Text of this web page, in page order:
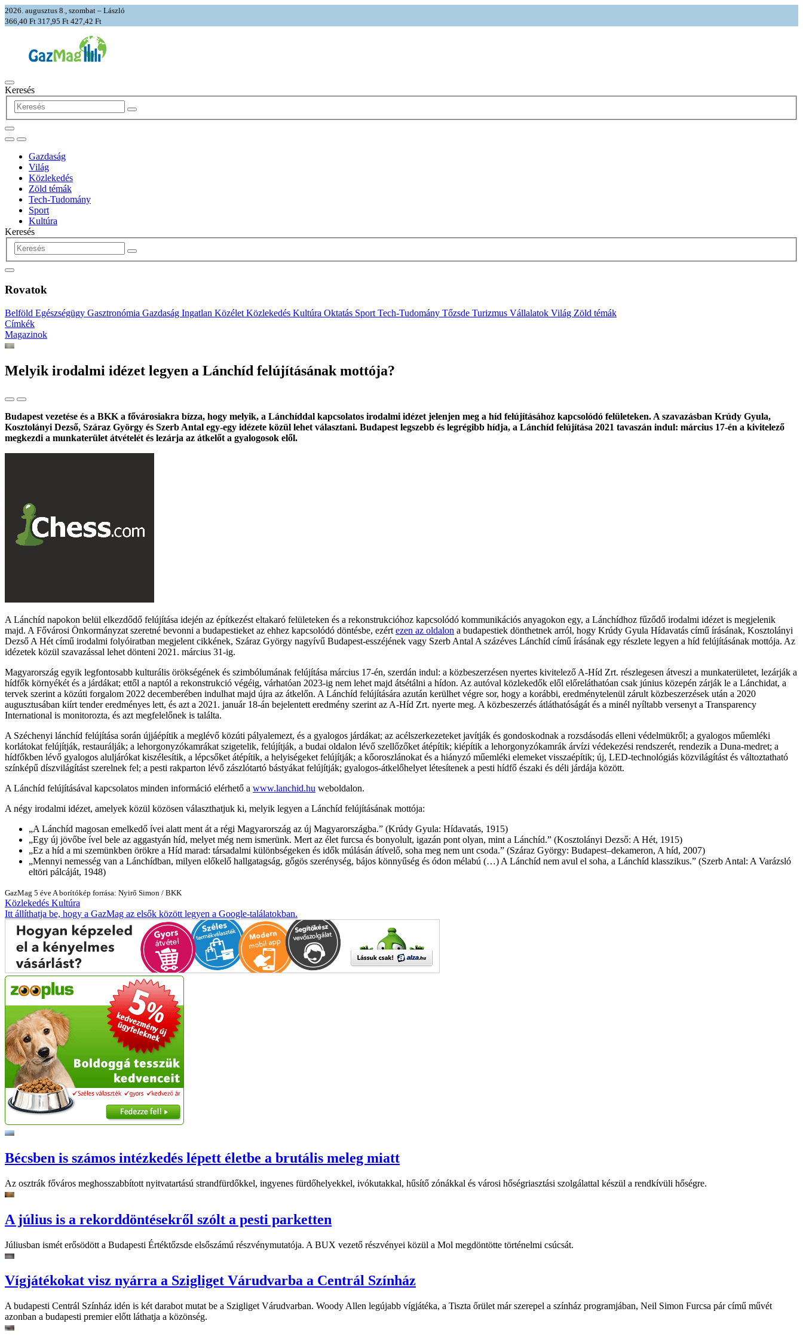
2026. augusztus 8., szombat – László
366,40 Ft 317,95 Ft 427,42 Ft
Keresés
Gazdaság
Világ
Közlekedés
Zöld témák
Tech-Tudomány
Sport
Kultúra
Keresés
Rovatok
Belföld Egészségügy Gasztronómia Gazdaság Ingatlan Közélet Közlekedés Kultúra Oktatás Sport Tech-Tudomány Tőzsde Turizmus Vállalatok Világ Zöld témák
Címkék
Magazinok
Melyik irodalmi idézet legyen a Lánchíd felújításának mottója?
Budapest vezetése és a BKK a fővárosiakra bízza, hogy melyik, a Lánchíddal kapcsolatos irodalmi idézet jelenjen meg a híd felújításához kapcsolódó felületeken. A szavazásban Krúdy Gyula,
Kosztolányi Dezső, Száraz György és Szerb Antal egy-egy idézete közül lehet választani. Budapest legszebb és legrégibb hídja, a Lánchíd felújítása 2021 tavaszán indul: március 17-én a kivitelező
megkezdi a munkaterület átvételét és lezárja az átkelőt a gyalogosok elől.
A Lánchíd napokon belül elkezdődő felújítása idején az építkezést eltakaró felületeken és a rekonstrukcióhoz kapcsolódó kommunikációs anyagokon egy, a Lánchídhoz fűződő irodalmi idézet is megjelenik
majd. A Fővárosi Önkormányzat szeretné bevonni a budapestieket az ehhez kapcsolódó döntésbe, ezért ezen az oldalon a budapestiek dönthetnek arról, hogy Krúdy Gyula Hídavatás című írásának, Kosztolányi
Dezső A Hét című irodalmi folyóiratban megjelent cikkének, Száraz György nagyívű Budapest-esszéjének vagy Szerb Antal A százéves Lánchíd című írásának egy részlete legyen a híd felújításának mottója. Az
idézetek közül szavazással lehet dönteni 2021. március 31-ig.
Magyarország egyik legfontosabb kulturális örökségének és szimbólumának felújítása március 17-én, szerdán indul: a közbeszerzésen nyertes kivitelező A-Híd Zrt. részlegesen átveszi a munkaterületet, lezárják a
hídfők környékét és a járdákat; ettől a naptól a rekonstrukció végéig, várhatóan 2023-ig nem lehet majd átsétálni a hídon. Az autóval közlekedők elől előreláthatóan csak június közepén zárják le a Lánchidat, a
tervek szerint a közúti forgalom 2022 decemberében indulhat majd újra az átkelőn. A Lánchíd felújítására azután kerülhet végre sor, hogy a korábbi, eredménytelenül zárult közbeszerzések után a 2020
augusztusában kiírt tender eredményes lett, és azt a 2021. január 18-án bejelentett eredmény szerint az A-Híd Zrt. nyerte meg. A közbeszerzés átláthatóságát és a minél nyíltabb versenyt a Transparency
International is monitorozta, és azt megfelelőnek is találta.
A Széchenyi lánchíd felújítása során újjáépítik a meglévő közúti pályalemezt, és a gyalogos járdákat; az acélszerkezeteket javítják és gondoskodnak a rozsdásodás elleni védelmükről; a gyalogos műemléki
korlátokat felújítják, restaurálják; a lehorgonyzókamrákat szigetelik, felújítják, a budai oldalon lévő szellőzőket átépítik; kiépítik a lehorgonyzókamrák árvízi védekezési rendszerét, rendezik a Duna-medret; a
hídfőkben lévő gyalogos aluljárókat kiszélesítik, a lépcsőket átépítik, a helyiségeket felújítják; a kőoroszlánokat és a hiányzó műemléki elemeket visszaépítik; új, LED-technológiás közvilágítást és változtatható
színképű díszvilágítást szerelnek fel; a pesti rakparton lévő zászlótartó bástyákat felújítják; gyalogos-átkelőhelyet létesítenek a pesti hídfő északi és déli járdája között.
A Lánchíd felújításával kapcsolatos minden információ elérhető a www.lanchid.hu weboldalon.
A négy irodalmi idézet, amelyek közül közösen választhatjuk ki, melyik legyen a Lánchíd felújításának mottója:
A Lánchíd magosan emelkedő ívei alatt ment át a régi Magyarország az új Magyarországba.
(Krúdy Gyula: Hídavatás, 1915)
Egy új jövőbe ível bele az aggastyán híd, melyet még nem ismerünk. Mert az élet furcsa és bonyolult, igazán pont olyan, mint a Lánchíd.
(Kosztolányi Dezső: A Hét, 1915)
Ez a híd a mi szemünkben örökre a Híd marad: társadalmi különbségeken és idők múlásán átívelő, soha meg nem unt csoda.
(Száraz György: Budapest–dekameron, A híd, 2007)
Mennyi nemesség van a Lánchídban, milyen előkelő hallgatagság, gőgös szerénység, bájos könnyűség és ódon mélabú (…) A Lánchíd nem avul el soha, a Lánchíd klasszikus.
(Szerb Antal: A Varázsló
eltöri pálcáját, 1948)
GazMag 5 éve A borítókép forrása: Nyirő Simon / BKK
Közlekedés Kultúra
Itt állíthatja be, hogy a GazMag az elsők között legyen a Google-találatokban.
Bécsben is számos intézkedés lépett életbe a brutális meleg miatt
Az osztrák főváros meghosszabbított nyitvatartású strandfürdőkkel, ingyenes fürdőhelyekkel, ivókutakkal, hűsítő zónákkal és városi hőségriasztási szolgálattal készül a rendkívüli hőségre.
A július is a rekorddöntésekről szólt a pesti parketten
Júliusban ismét erősödött a Budapesti Értéktőzsde elsőszámú részvénymutatója. A BUX vezető részvényei közül a Mol megdöntötte történelmi csúcsát.
Vígjátékokat visz nyárra a Szigliget Várudvarba a Centrál Színház
A budapesti Centrál Színház idén is két darabot mutat be a Szigliget Várudvarban. Woody Allen legújabb vígjátéka, a Tiszta őrület már szerepel a színház programjában, Neil Simon Furcsa pár című művét
azonban a budapesti premier előtt láthatja a közönség.